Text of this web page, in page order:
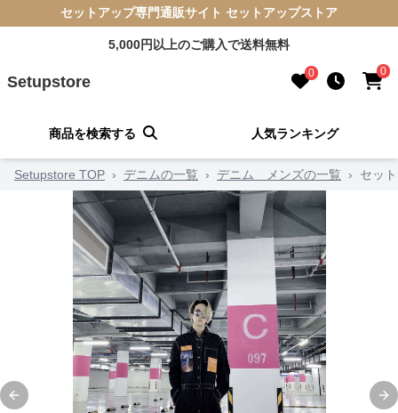
セットアップ専門通販サイト セットアップストア
5,000円以上のご購入で送料無料
Setupstore 0 0
商品を検索する 人気ランキング
Setupstore TOP › デニムの一覧 › デニム メンズの一覧 › セッ
Previous slide